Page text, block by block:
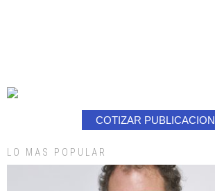
COTIZAR PUBLICACION
LO MAS POPULAR